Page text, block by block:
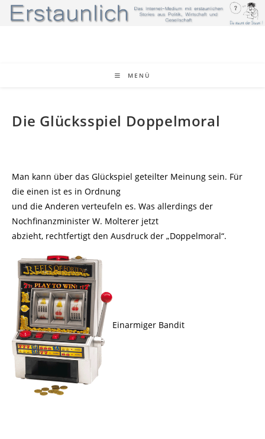
Zum
Inhalt
MENÜ
Die Glücksspiel Doppelmoral
Man kann über das Glückspiel geteilter Meinung sein. Für
die einen ist es in Ordnung
und die Anderen verteufeln es. Was allerdings der
Nochfinanzminister W. Molterer jetzt
abzieht, rechtfertigt den Ausdruck der „Doppelmoral“.
Einarmiger Bandit